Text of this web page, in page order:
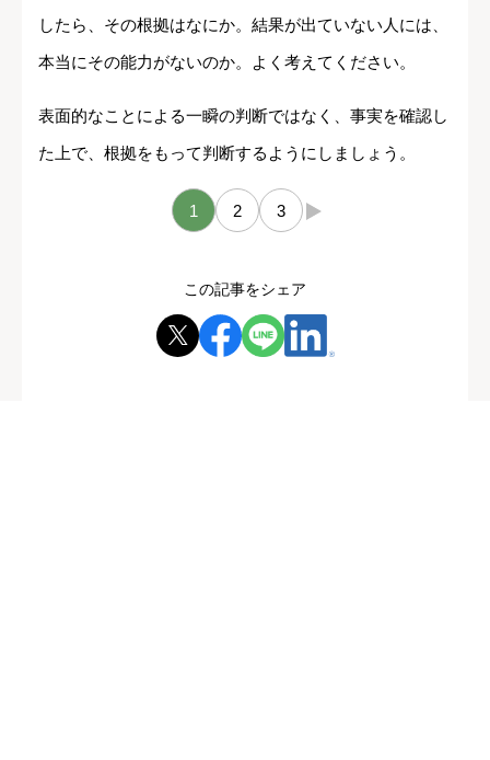
したら、その根拠はなにか。結果が出ていない人には、
本当にその能力がないのか。よく考えてください。
表面的なことによる一瞬の判断ではなく、事実を確認し
た上で、根拠をもって判断するようにしましょう。
1 2 3 →
この記事をシェア